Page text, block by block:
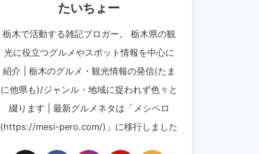
たいちょー
栃木で活動する雑記ブロガー。 栃木県の観
光に役立つグルメやスポット情報を中心に
紹介 | 栃木のグルメ・観光情報の発信(たま
に他県も)/ジャンル・地域に捉われず色々と
綴ります | 最新グルメネタは「メシペロ
(https://mesi-pero.com/)」に移行しました